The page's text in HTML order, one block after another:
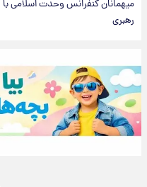
میهمانان کنفرانس وحدت اسلامی با
رهبری